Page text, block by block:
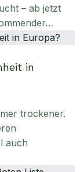
– ab jetzt
in
trockener.
auch